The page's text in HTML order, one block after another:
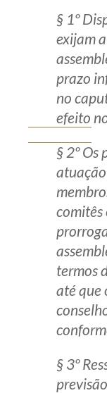
§ 1º
exijam
prazo
no
efeito
§ 2º Os
termos
até que
§ 3º